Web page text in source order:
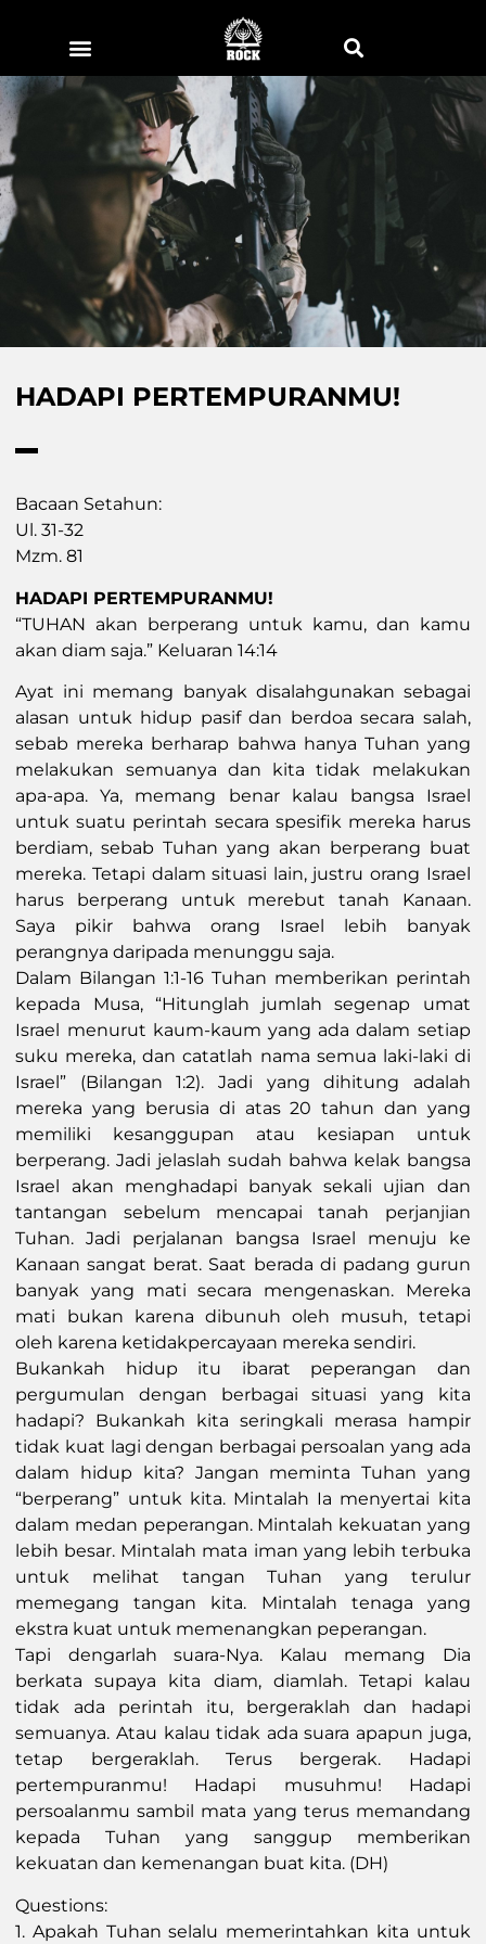
HADAPI PERTEMPURANMU!
Bacaan Setahun:
Ul. 31-32
Mzm. 81
HADAPI PERTEMPURANMU!
“TUHAN akan berperang untuk kamu, dan kamu
akan diam saja.” Keluaran 14:14
Ayat ini memang banyak disalahgunakan sebagai
alasan untuk hidup pasif dan berdoa secara salah,
sebab mereka berharap bahwa hanya Tuhan yang
melakukan semuanya dan kita tidak melakukan
apa-apa. Ya, memang benar kalau bangsa Israel
untuk suatu perintah secara spesifik mereka harus
berdiam, sebab Tuhan yang akan berperang buat
mereka. Tetapi dalam situasi lain, justru orang Israel
harus berperang untuk merebut tanah Kanaan.
Saya pikir bahwa orang Israel lebih banyak
perangnya daripada menunggu saja.
Dalam Bilangan 1:1-16 Tuhan memberikan perintah
kepada Musa, “Hitunglah jumlah segenap umat
Israel menurut kaum-kaum yang ada dalam setiap
suku mereka, dan catatlah nama semua laki-laki di
Israel” (Bilangan 1:2). Jadi yang dihitung adalah
mereka yang berusia di atas 20 tahun dan yang
memiliki kesanggupan atau kesiapan untuk
berperang. Jadi jelaslah sudah bahwa kelak bangsa
Israel akan menghadapi banyak sekali ujian dan
tantangan sebelum mencapai tanah perjanjian
Tuhan. Jadi perjalanan bangsa Israel menuju ke
Kanaan sangat berat. Saat berada di padang gurun
banyak yang mati secara mengenaskan. Mereka
mati bukan karena dibunuh oleh musuh, tetapi
oleh karena ketidakpercayaan mereka sendiri.
Bukankah hidup itu ibarat peperangan dan
pergumulan dengan berbagai situasi yang kita
hadapi? Bukankah kita seringkali merasa hampir
tidak kuat lagi dengan berbagai persoalan yang ada
dalam hidup kita? Jangan meminta Tuhan yang
“berperang” untuk kita. Mintalah Ia menyertai kita
dalam medan peperangan. Mintalah kekuatan yang
lebih besar. Mintalah mata iman yang lebih terbuka
untuk melihat tangan Tuhan yang terulur
memegang tangan kita. Mintalah tenaga yang
ekstra kuat untuk memenangkan peperangan.
Tapi dengarlah suara-Nya. Kalau memang Dia
berkata supaya kita diam, diamlah. Tetapi kalau
tidak ada perintah itu, bergeraklah dan hadapi
semuanya. Atau kalau tidak ada suara apapun juga,
tetap bergeraklah. Terus bergerak. Hadapi
pertempuranmu! Hadapi musuhmu! Hadapi
persoalanmu sambil mata yang terus memandang
kepada Tuhan yang sanggup memberikan
kekuatan dan kemenangan buat kita. (DH)
Questions:
1. Apakah Tuhan selalu memerintahkan kita untuk